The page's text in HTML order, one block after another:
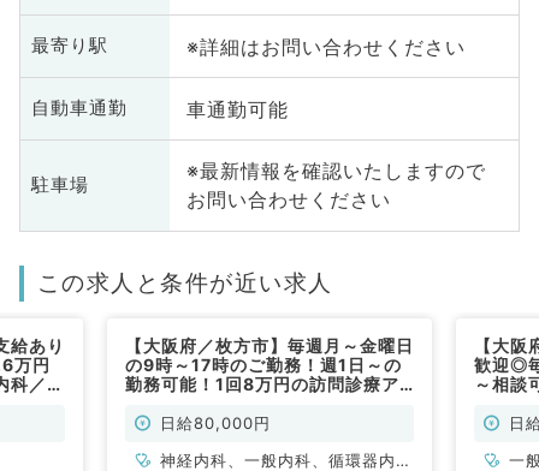
最寄り駅 ※詳細はお問い合わせください
自動車通勤 車通勤可能
駐車場
※最新情報を確認いたしますので
お問い合わせください
この求人と条件が近い求人
給あり
万円
科／非
【大阪府／枚方市】毎週月～金曜日
の9時～17時のご勤務！週1日～の
勤務可能！1回8万円の訪問診療ア
日給80,000円
神経内科、一般内科、循環器内
【大
歓迎◎
～相談
内科／
日
一